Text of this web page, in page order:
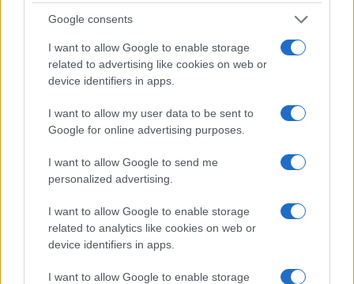
Google consents
I want to allow Google to enable storage
related to advertising like cookies on web or
device identifiers in apps.
I want to allow my user data to be sent to
Google for online advertising purposes.
I want to allow Google to send me
personalized advertising.
I want to allow Google to enable storage
related to analytics like cookies on web or
device identifiers in apps.
I want to allow Google to enable storage
Continua a leggere
MOTORI